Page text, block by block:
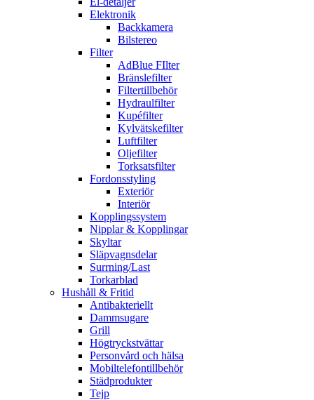
Elektronik
Backkamera
Bilstereo
Filter
AdBlue FIlter
Bränslefilter
Filtertillbehör
Hydraulfilter
Kupéfilter
Kylvätskefilter
Luftfilter
Oljefilter
Torksatsfilter
Fordonsstyling
Exteriör
Interiör
Kopplingssystem
Nipplar & Kopplingar
Skyltar
Släpvagnsdelar
Surrning/Last
Torkarblad
Hushåll & Fritid
Antibakteriellt​
Dammsugare
Grill
Högtryckstvättar
Personvård och hälsa
Mobiltelefontillbehör
Städprodukter
Tejp